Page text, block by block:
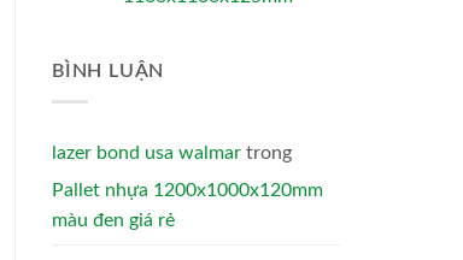
BÌNH LUẬN
lazer bond usa walmar trong
Pallet nhựa 1200x1000x120mm
màu đen giá rẻ